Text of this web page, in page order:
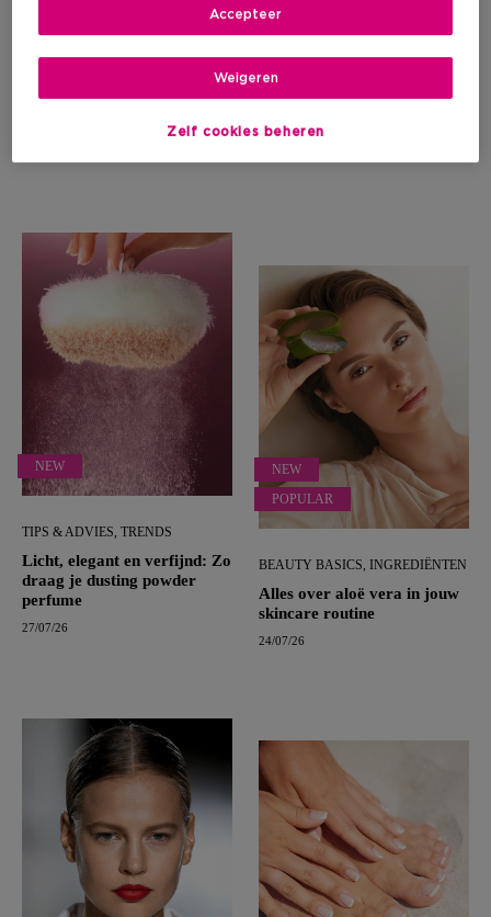
HOW-TO
inspiratie
TRENDS
Glitter Brows: De
laat stralen
NEW
TIPS & ADVIES, TRENDS
Licht, elegant en verfijnd: Zo
draag je dusting powder
perfume
27/07/26
NEW
POPULAR
BEAUTY BASICS, INGREDIËNTEN
Alles over aloë vera in jouw
skincare routine
24/07/26
Zelf cookies beheren
Weigeren
Accepteer